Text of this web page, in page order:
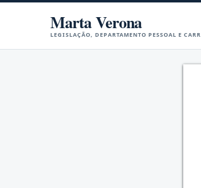
Marta Verona
LEGISLAÇÃO, DEPARTAMENTO PESSOAL E